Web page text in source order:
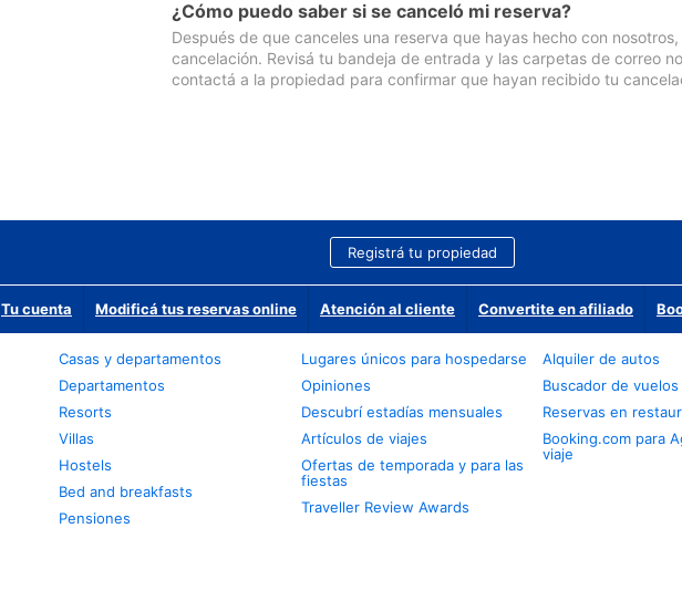
¿Cómo puedo saber si se canceló mi reserva?
Después de que canceles una reserva que hayas hecho con
cancelación. Revisá tu bandeja de entrada y las carpetas de correo
contactá a la propiedad para confirmar que hayan recibido tu
Registrá tu propiedad
Tu cuenta Modificá tus reservas online Atención al cliente Convertite en afiliado
Casas y departamentos
Departamentos
Resorts
Villas
Hostels
Bed and breakfasts
Pensiones
Lugares únicos para hospedarse
Opiniones
Descubrí estadías mensuales
Artículos de viajes
Ofertas de temporada y para las
fiestas
Traveller Review Awards
Alquiler de autos
Buscador de vuelos
Reservas en
Booking.com para
viaje